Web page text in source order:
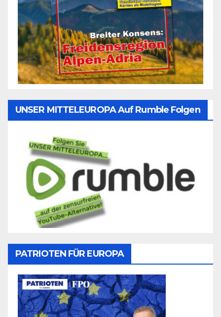
UNSER MITTELEUROPA Auf Rumble Folgen
PATRIOTEN FÜR EUROPA